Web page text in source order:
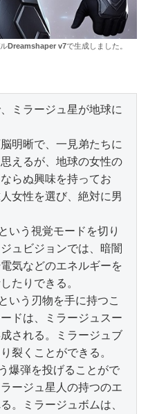
Dreamshaper v7で生成しました。
ミラージュ星が地球に
明晰で、一見弟たちに
えるが、地球の女性の
らぬ興味を持ってお
女性を選び、絶対に男
という視覚モードを切り
ュビジョンでは、暗闇
気などのエネルギーを
たりできる。
という刃物を手に持つこ
ドは、ミラージュスー
される。ミラージュブ
裂くことができる。
爆弾を投げることがで
ージュ星人の持つのエ
。ミラージュボムは、